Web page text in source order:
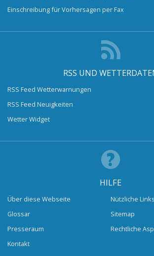
Einschreibung für Vorhersagen per Fax
RSS UND
RSS Feed Wetterwarnungen
RSS Feed Neuigkeiten
Wetter Widget
HILFE
Über diese Webseite
Glossar
Presseraum
Kontakt
Nützliche Links
Sitemap
Rechtliche